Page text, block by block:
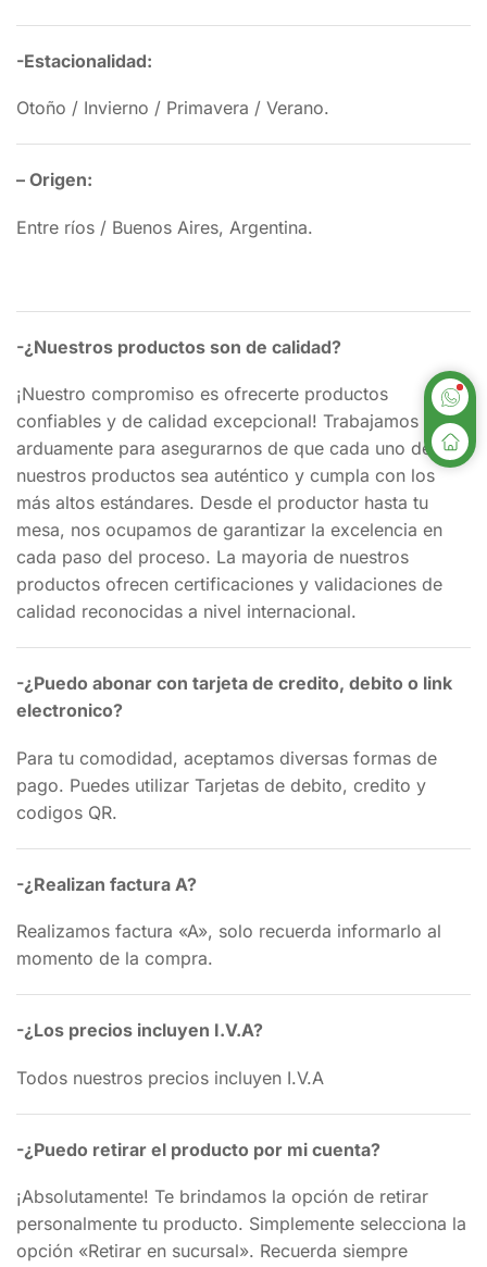
-Estacionalidad:
Otoño / Invierno / Primavera / Verano.
– Origen:
Entre ríos / Buenos Aires, Argentina.
-¿Nuestros productos son de calidad?
¡Nuestro compromiso es ofrecerte productos
confiables y de calidad excepcional! Trabajamos
arduamente para asegurarnos de que cada uno de
nuestros productos sea auténtico y cumpla con los
más altos estándares. Desde el productor hasta tu
mesa, nos ocupamos de garantizar la excelencia en
cada paso del proceso. La mayoria de nuestros
productos ofrecen certificaciones y validaciones de
calidad reconocidas a nivel internacional.
-¿Puedo abonar con tarjeta de credito, debito o link
electronico?
Para tu comodidad, aceptamos diversas formas de
pago. Puedes utilizar Tarjetas de debito, credito y
codigos QR.
-¿Realizan factura A?
Realizamos factura «A», solo recuerda informarlo al
momento de la compra.
-¿Los precios incluyen I.V.A?
Todos nuestros precios incluyen I.V.A
-¿Puedo retirar el producto por mi cuenta?
¡Absolutamente! Te brindamos la opción de retirar
personalmente tu producto. Simplemente selecciona la
opción «Retirar en sucursal». Recuerda siempre